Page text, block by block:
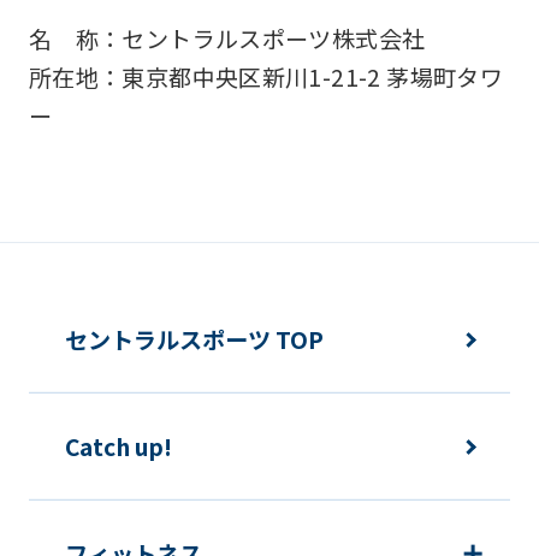
名 称：セントラルスポーツ株式会社
所在地：東京都中央区新川1-21-2 茅場町タワ
ー
セントラルスポーツ TOP
Catch up!